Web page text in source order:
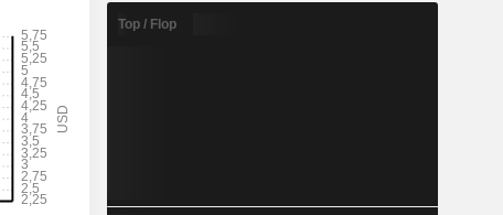
Top / Flop